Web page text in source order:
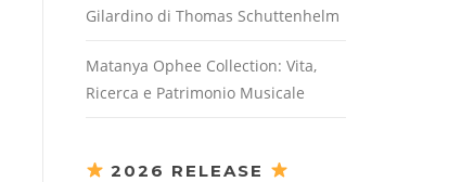
Gilardino di Thomas Schuttenhelm
Matanya Ophee Collection: Vita,
Ricerca e Patrimonio Musicale
2026 RELEASE